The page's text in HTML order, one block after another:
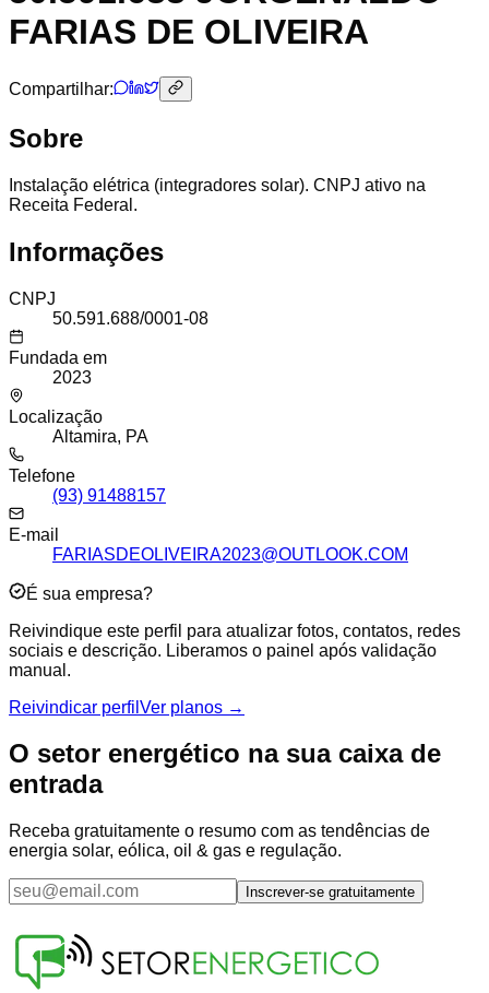
FARIAS DE OLIVEIRA
Compartilhar:
Sobre
Instalação elétrica (integradores solar). CNPJ ativo na
Receita Federal.
Informações
CNPJ
50.591.688/0001-08
Fundada em
2023
Localização
Altamira, PA
Telefone
(93) 91488157
E-mail
FARIASDEOLIVEIRA2023@OUTLOOK.COM
É sua empresa?
Reivindique este perfil para atualizar fotos, contatos, redes
sociais e descrição. Liberamos o painel após validação
manual.
Reivindicar perfil Ver planos →
O setor energético na sua caixa de
entrada
Receba gratuitamente o resumo com as tendências de
energia solar, eólica, oil & gas e regulação.
Inscrever-se gratuitamente